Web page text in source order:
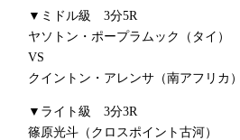
▼ミドル級 3
ヤソトン・ポープラムック（タイ）
VS
クイントン・アレンサ（南アフリカ
▼ライト級 3分3R
篠原光斗（クロスポイント古河）